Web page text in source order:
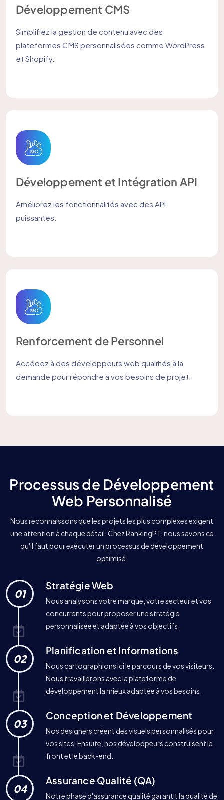
Développement CMS
Simplifiez la gestion de contenu avec des
plateformes CMS personnalisées comme WordPress
et Shopify.
Développement et Intégration API
Améliorez les fonctionnalités avec des API
puissantes.
Renforcement de Personnel
Accédez à des développeurs web qualifiés à la
demande pour répondre à vos besoins de projet.
Processus de Développement
Web Personnalisé
Nous reconnaissons que les projets les plus complexes exigent
une attention à chaque détail. Chez RankingPT, nous savons ce
qu'il faut pour exécuter un processus de développement
optimisé.
01
Stratégie Web
Nous analysons votre marque, votre secteur et vos
concurrents pour proposer une stratégie
personnalisée et adaptée à vos objectifs.
02
Planification et Informations
Nous cartographions ici le parcours de vos visiteurs.
Nous travaillerons avec la plateforme de
développement la mieux adaptée à vos besoins.
03
Conception et Développement
Nos designers créent des visuels personnalisés pour
vos sites. Ensuite, nos développeurs construisent le
front et le back-end.
04
Assurance Qualité (QA)
Notre phase d'assurance qualité garantit la qualité de